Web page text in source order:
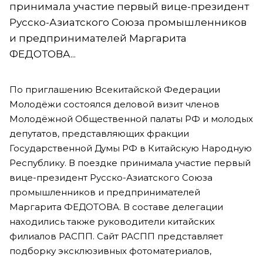
принимала участие первый вице-президент
Русско-Азиатского Союза промышленников
и предпринимателей Маргарита
ФЕДОТОВА...
По приглашению Всекитайской Федерации
Молодёжи состоялся деловой визит членов
Молодёжной Общественной палаты РФ и молодых
депутатов, представляющих фракции
Государственной Думы РФ в Китайскую Народную
Республику. В поездке принимала участие первый
вице-президент Русско-Азиатского Союза
промышленников и предпринимателей
Маргарита ФЕДОТОВА. В составе делегации
находились также руководители китайских
филиалов РАСПП. Сайт РАСПП представляет
подборку эксклюзивных фотоматериалов,